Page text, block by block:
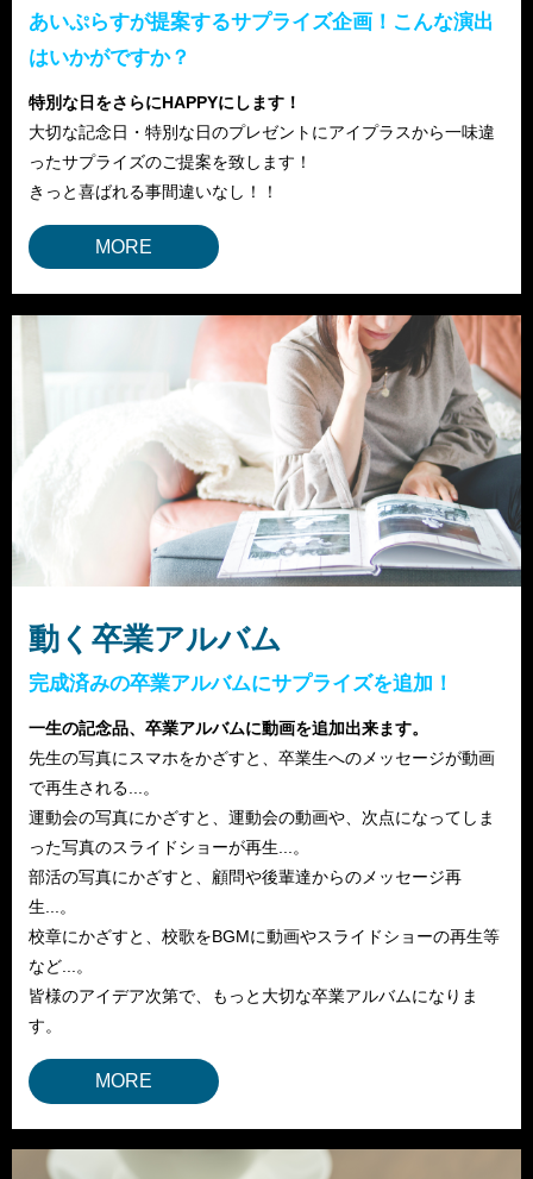
あいぷらすが提案するサプライズ企画！こんな演出
はいかがですか？
特別な日をさらにHAPPYにします！
大切な記念日・特別な日のプレゼントにアイプラスから一味違
ったサプライズのご提案を致します！
きっと喜ばれる事間違いなし！！
MORE
動く卒業アルバム
完成済みの卒業アルバムにサプライズを追加！
一生の記念品、卒業アルバムに動画を追加出来ます。
先生の写真にスマホをかざすと、卒業生へのメッセージが動画
で再生される...。
運動会の写真にかざすと、運動会の動画や、次点になってしま
った写真のスライドショーが再生...。
部活の写真にかざすと、顧問や後輩達からのメッセージ再
生...。
校章にかざすと、校歌をBGMに動画やスライドショーの再生等
など...。
皆様のアイデア次第で、もっと大切な卒業アルバムになりま
す。
MORE